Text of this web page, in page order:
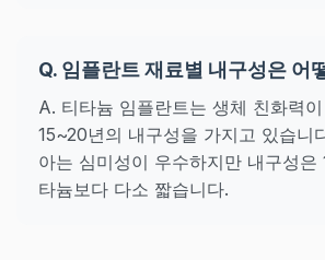
Q. 임플란트 재료별 내구성은 어
A. 티타늄 임플란트는 생체 친화력
15~20년의 내구성을 가지고 있습니
아는 심미성이 우수하지만 내구성은
타늄보다 다소 짧습니다.